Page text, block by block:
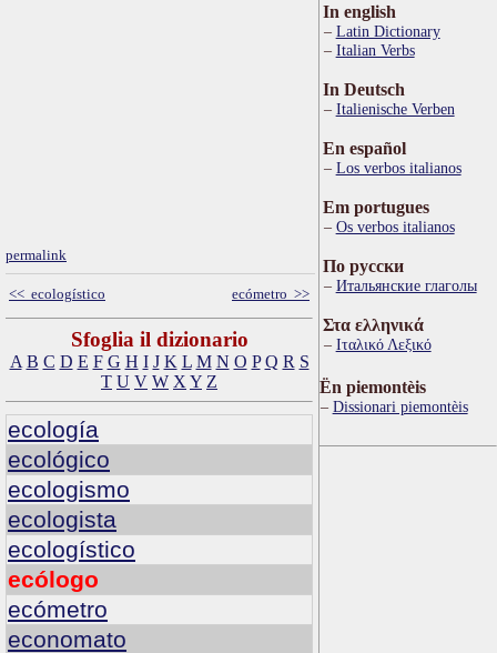
permalink
<< ecologístico ecómetro >>
Sfoglia il dizionario
A B C D E F G H I J K L M N O P Q R S
T U V W X Y Z
ecología
ecológico
ecologismo
ecologista
ecologístico
ecólogo
ecómetro
economato
In english
Latin Dictionary
Italian Verbs
In Deutsch
Italienische Verben
En español
Los verbos italianos
Em portugues
Os verbos italianos
По русски
Итальянские глаголы
Στα ελληνικά
Ιταλικό Λεξικό
Ën piemontèis
Dissionari piemontèis